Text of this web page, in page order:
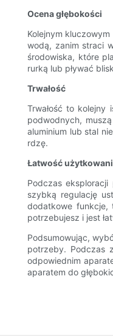
Ocena głębokości
Kolejnym
wodą, zanim straci
środowiska, które
rurką lub pływać
Trwałość
Trwałość to
podwodnych,
aluminium lub stal
rdzę.
Łatwość
Podczas
szybką regulację
dodatkowe funkcje,
potrzebujesz i jest
Podsumowując,
potrzeby. Podczas
odpowiednim
aparatem do